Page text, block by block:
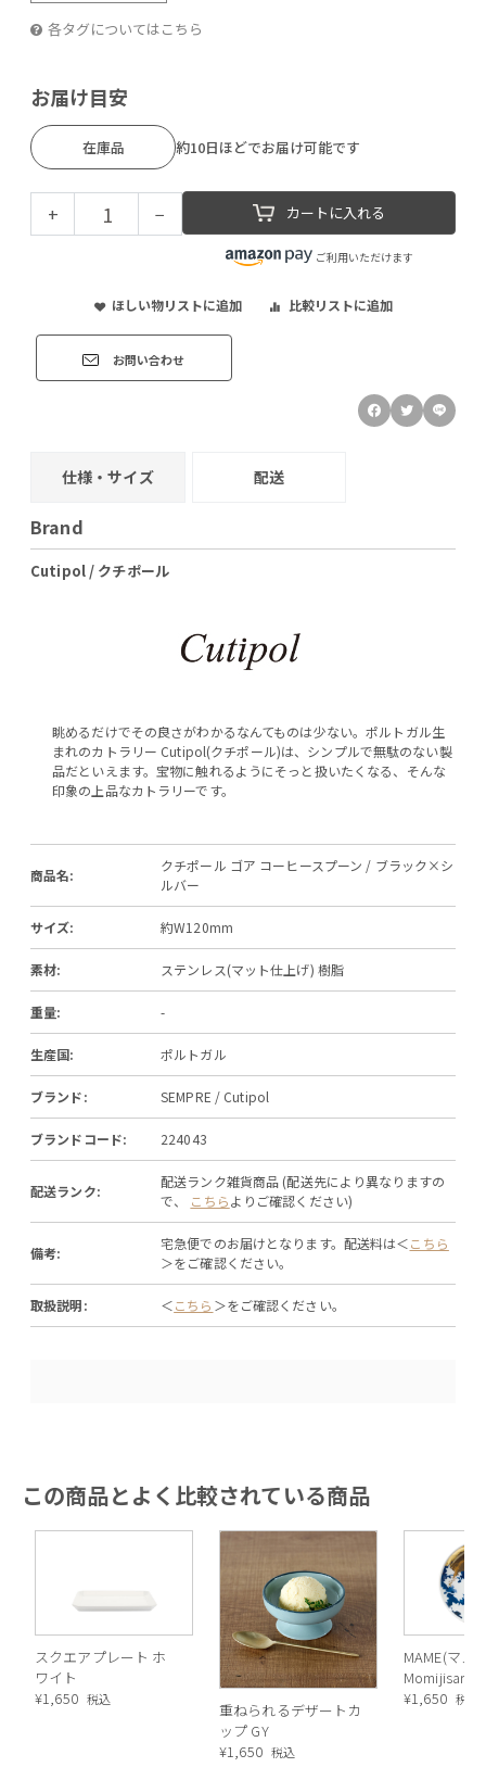
各タグについてはこちら
お届け目安
在庫品 約10日ほどでお届け可能です
+ − カートに入れる
ご利用いただけます
ほしい物リストに追加 比較リストに追加
お問い合わせ
仕様・サイズ 配送
Brand
Cutipol / クチポール
眺めるだけでその良さがわかるなんてものは少ない。ポルトガル生
まれのカトラリー Cutipol(クチポール)は、シンプルで無駄のない製
品だといえます。宝物に触れるようにそっと扱いたくなる、そんな
印象の上品なカトラリーです。
商品名:
クチポール ゴア コーヒースプーン / ブラック×シ
ルバー
サイズ: 約W120mm
素材: ステンレス(マット仕上げ) 樹脂
重量: -
生産国: ポルトガル
ブランド: SEMPRE / Cutipol
ブランドコード: 224043
配送ランク:
配送ランク雑貨商品 (配送先により異なりますの
で、 こちらよりご確認ください)
備考:
宅急便でのお届けとなります。配送料は＜こちら
＞をご確認ください。
取扱説明: ＜こちら ＞をご確認ください。
この商品とよく比較されている商品
スクエアプレート ホ
ワイト
¥1,650 税込
重ねられるデザートカ
ップ GY
¥1,650 税込
MAME(マメ)
Momijisara(
ラ）
¥1,650 税込